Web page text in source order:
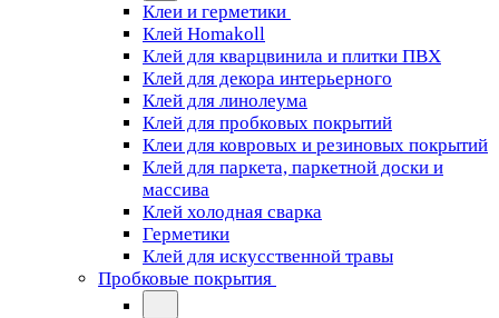
Клеи и герметики
Клей Homakoll
Клей для кварцвинила и плитки ПВХ
Клей для декора интерьерного
Клей для линолеума
Клей для пробковых покрытий
Клеи для ковровых и резиновых покрытий
Клей для паркета, паркетной доски и
массива
Клей холодная сварка
Герметики
Клей для искусственной травы
Пробковые покрытия